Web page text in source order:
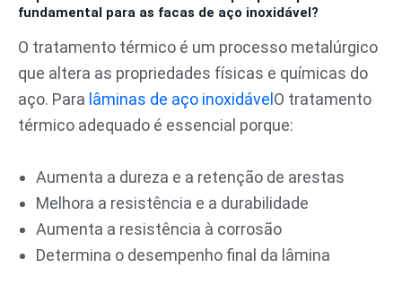
fundamental para as facas de aço inoxidável?
O tratamento térmico é um processo metalúrgico
que altera as propriedades físicas e químicas do
aço. Para lâminas de aço inoxidável O tratamento
térmico adequado é essencial porque:
Aumenta a dureza e a retenção de arestas
Melhora a resistência e a durabilidade
Aumenta a resistência à corrosão
Determina o desempenho final da lâmina